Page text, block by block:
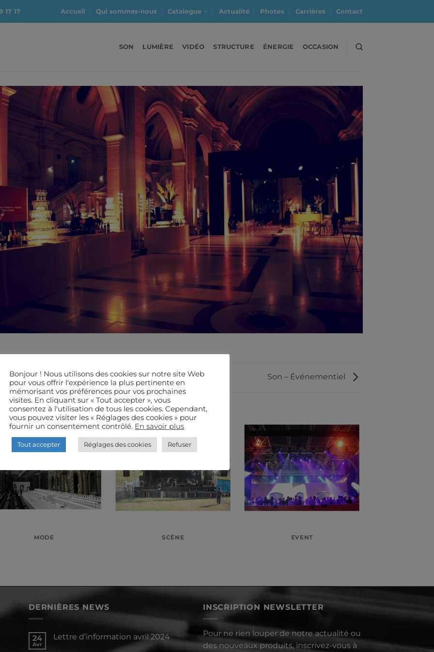
17 17 Accueil Qui sommes-nous Catalogue Actualité Photos Carrières Contact
SON LUMIÈRE VIDÉO STRUCTURE ÉNERGIE OCCASION
Son – Événementiel
MODE SCÈNE EVENT
DERNIÈRES NEWS
24
Avr
Lettre d’information avril 2024
INSCRIPTION NEWSLETTER
Pour ne rien louper de notre actualité ou
des nouveaux produits, inscrivez-vous à
Bonjour ! Nous utilisons des cookies sur notre site Web
pour vous offrir l'expérience la plus pertinente en
mémorisant vos préférences pour vos prochaines
visites. En cliquant sur « Tout accepter », vous
consentez à l'utilisation de tous les cookies. Cependant,
vous pouvez visiter les « Réglages des cookies » pour
fournir un consentement contrôlé. En savoir plus
Tout accepter Réglages des cookies Refuser